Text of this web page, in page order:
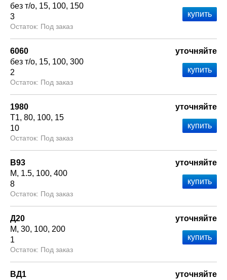
без т/о 15 100 150
3
Под заказ
6060
без т/о 15 100 300
2
Под заказ
уточняйте
1980
Т1 80 100 15
10
Под заказ
уточняйте
В93
М
1.5 100 400
8
Под заказ
уточняйте
Д20
М 30 100 200
1
Под заказ
уточняйте
ВД1
уточняйте